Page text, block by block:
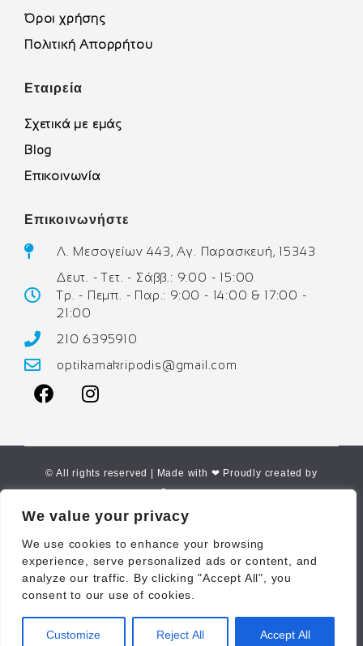
We value your privacy
We use cookies to enhance your browsing
experience, serve personalized ads or content, and
analyze our traffic. By clicking "Accept All", you
consent to our use of cookies.
Customize Reject All Accept All
Όροι χρήσης
Πολιτική Απορρήτου
Εταιρεία
Σχετικά με εμάς
Blog
Επικοινωνία
Επικοινωνήστε
Λ. Μεσογείων 443, Αγ. Παρασκευή, 15343
Δευτ. - Τετ. - Σάββ.: 9:00 - 15:00
Τρ. - Πεμπ. - Παρ.: 9:00 - 14:00 & 17:00 -
21:00
210 6395910
optikamakripodis@gmail.com
© All rights reserved | Made with ❤ Proudly created by
Corne.gr